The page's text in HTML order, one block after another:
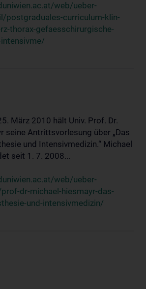
web/ueber-
postgraduales-curriculum-klin-
thorax-gefaesschirurgische-
März 2010 hält Univ. Prof. Dr.
seine Antrittsvorlesung über „Das
und Intensivmedizin.“ Michael
seit 1. 7. 2008...
web/ueber-
dr-michael-hiesmayr-das-
und-intensivmedizin/